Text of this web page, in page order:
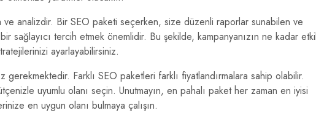
analizdir. Bir SEO paketi seçerken, size düzenli raporlar sunabilen ve
sağlayıcı tercih etmek önemlidir. Bu şekilde, kampanyanızın ne kadar
ayarlayabilirsiniz.
gerekmektedir. Farklı SEO paketleri farklı fiyatlandırmalara sahip olabilir.
uyumlu olanı seçin. Unutmayın, en pahalı paket her zaman en iyisi
en uygun olanı bulmaya çalışın.